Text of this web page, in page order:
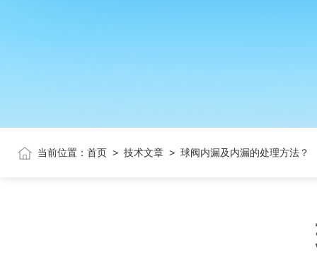
当前位置： 首页 > 技术文章 > 球阀内漏及内漏的处理方法？